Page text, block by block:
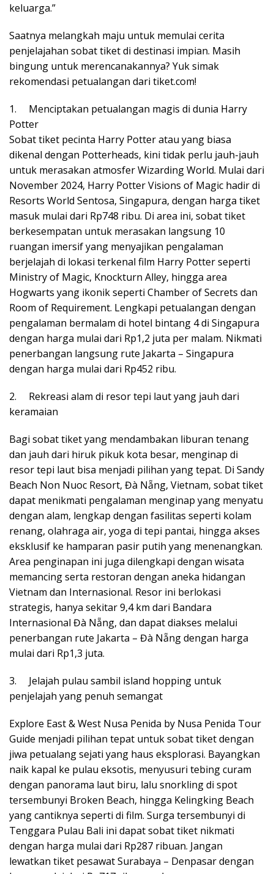
keluarga.”
Saatnya melangkah maju untuk memulai cerita
penjelajahan sobat tiket di destinasi impian. Masih
bingung untuk merencanakannya? Yuk simak
rekomendasi petualangan dari tiket.com!
1. Menciptakan petualangan magis di dunia Harry
Potter
Sobat tiket pecinta Harry Potter atau yang biasa
dikenal dengan Potterheads, kini tidak perlu jauh-jauh
untuk merasakan atmosfer Wizarding World. Mulai dari
November 2024, Harry Potter Visions of Magic hadir di
Resorts World Sentosa, Singapura, dengan harga tiket
masuk mulai dari Rp748 ribu. Di area ini, sobat tiket
berkesempatan untuk merasakan langsung 10
ruangan imersif yang menyajikan pengalaman
berjelajah di lokasi terkenal film Harry Potter seperti
Ministry of Magic, Knockturn Alley, hingga area
Hogwarts yang ikonik seperti Chamber of Secrets dan
Room of Requirement. Lengkapi petualangan dengan
pengalaman bermalam di hotel bintang 4 di Singapura
dengan harga mulai dari Rp1,2 juta per malam. Nikmati
penerbangan langsung rute Jakarta – Singapura
dengan harga mulai dari Rp452 ribu.
2. Rekreasi alam di resor tepi laut yang jauh dari
keramaian
Bagi sobat tiket yang mendambakan liburan tenang
dan jauh dari hiruk pikuk kota besar, menginap di
resor tepi laut bisa menjadi pilihan yang tepat. Di Sandy
Beach Non Nuoc Resort, Đà Nẵng, Vietnam, sobat tiket
dapat menikmati pengalaman menginap yang menyatu
dengan alam, lengkap dengan fasilitas seperti kolam
renang, olahraga air, yoga di tepi pantai, hingga akses
eksklusif ke hamparan pasir putih yang menenangkan.
Area penginapan ini juga dilengkapi dengan wisata
memancing serta restoran dengan aneka hidangan
Vietnam dan Internasional. Resor ini berlokasi
strategis, hanya sekitar 9,4 km dari Bandara
Internasional Đà Nẵng, dan dapat diakses melalui
penerbangan rute Jakarta – Đà Nẵng dengan harga
mulai dari Rp1,3 juta.
3. Jelajah pulau sambil island hopping untuk
penjelajah yang penuh semangat
Explore East & West Nusa Penida by Nusa Penida Tour
Guide menjadi pilihan tepat untuk sobat tiket dengan
jiwa petualang sejati yang haus eksplorasi. Bayangkan
naik kapal ke pulau eksotis, menyusuri tebing curam
dengan panorama laut biru, lalu snorkling di spot
tersembunyi Broken Beach, hingga Kelingking Beach
yang cantiknya seperti di film. Surga tersembunyi di
Tenggara Pulau Bali ini dapat sobat tiket nikmati
dengan harga mulai dari Rp287 ribuan. Jangan
lewatkan tiket pesawat Surabaya – Denpasar dengan